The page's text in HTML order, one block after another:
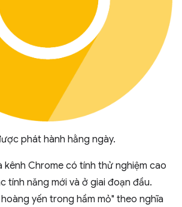
phát hành hằng ngày.
kênh Chrome có tính thử nghiệm cao
tính năng mới và ở giai đoạn đầu.
hoàng yến trong hầm mỏ" theo nghĩa